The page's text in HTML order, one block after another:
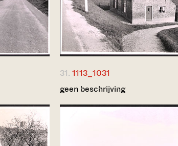
31. 1113_1031
geen beschrijving